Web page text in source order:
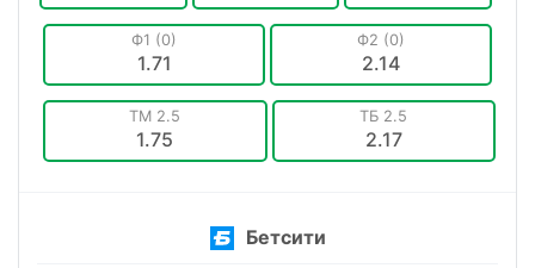
Ф1 (0)
1.71
Ф2 (0)
2.14
ТМ 2.5
1.75
ТБ 2.5
2.17
Бетсити